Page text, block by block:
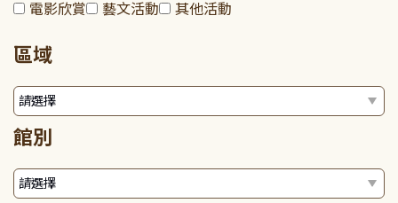
電影欣賞
藝文活動 其他活動
區域
館別